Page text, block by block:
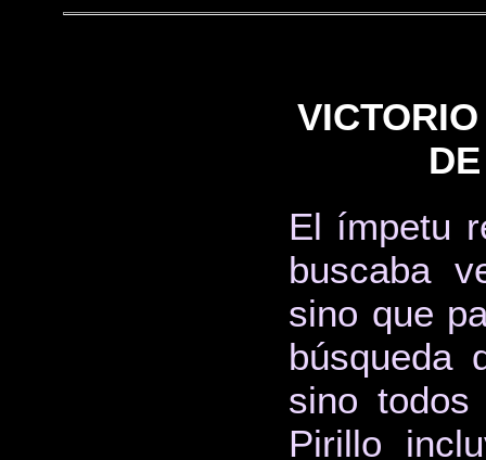
El ímpetu
buscaba
sino que
búsqueda
sino todos
Pirillo